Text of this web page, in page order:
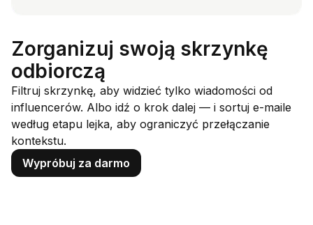
Zorganizuj swoją skrzynkę
odbiorczą
Filtruj skrzynkę, aby widzieć tylko wiadomości od
influencerów. Albo idź o krok dalej — i sortuj e-maile
według etapu lejka, aby ograniczyć przełączanie
kontekstu.
Wypróbuj za darmo